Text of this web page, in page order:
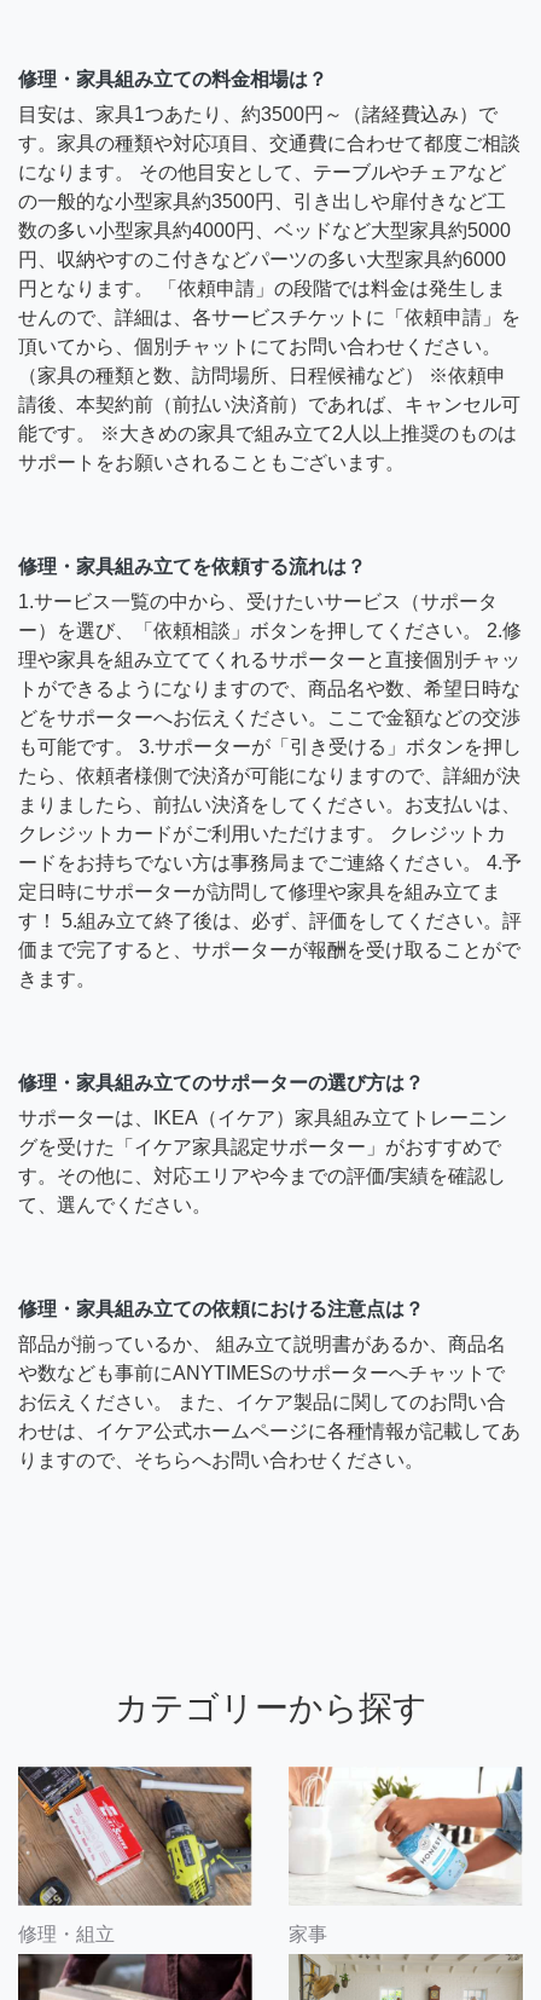
修理・家具組み立ての料金相場は？
目安は、家具1つあたり、約3500円～（諸経費込み）で
す。家具の種類や対応項目、交通費に合わせて都度ご相談
になります。 その他目安として、テーブルやチェアなど
の一般的な小型家具約3500円、引き出しや扉付きなど工
数の多い小型家具約4000円、ベッドなど大型家具約5000
円、収納やすのこ付きなどパーツの多い大型家具約6000
円となります。 「依頼申請」の段階では料金は発生しま
せんので、詳細は、各サービスチケットに「依頼申請」を
頂いてから、個別チャットにてお問い合わせください。
（家具の種類と数、訪問場所、日程候補など） ※依頼申
請後、本契約前（前払い決済前）であれば、キャンセル可
能です。 ※大きめの家具で組み立て2人以上推奨のものは
サポートをお願いされることもございます。
修理・家具組み立てを依頼する流れは？
1.サービス一覧の中から、受けたいサービス（サポータ
ー）を選び、「依頼相談」ボタンを押してください。 2.修
理や家具を組み立ててくれるサポーターと直接個別チャッ
トができるようになりますので、商品名や数、希望日時な
どをサポーターへお伝えください。ここで金額などの交渉
も可能です。 3.サポーターが「引き受ける」ボタンを押し
たら、依頼者様側で決済が可能になりますので、詳細が決
まりましたら、前払い決済をしてください。お支払いは、
クレジットカードがご利用いただけます。 クレジットカ
ードをお持ちでない方は事務局までご連絡ください。 4.予
定日時にサポーターが訪問して修理や家具を組み立てま
す！ 5.組み立て終了後は、必ず、評価をしてください。評
価まで完了すると、サポーターが報酬を受け取ることがで
きます。
修理・家具組み立てのサポーターの選び方は？
サポーターは、IKEA（イケア）家具組み立てトレーニン
グを受けた「イケア家具認定サポーター」がおすすめで
す。その他に、対応エリアや今までの評価/実績を確認し
て、選んでください。
修理・家具組み立ての依頼における注意点は？
部品が揃っているか、 組み立て説明書があるか、商品名
や数なども事前にANYTIMESのサポーターへチャットで
お伝えください。 また、イケア製品に関してのお問い合
わせは、イケア公式ホームページに各種情報が記載してあ
りますので、そちらへお問い合わせください。
カテゴリーから探す
修理・組立 家事